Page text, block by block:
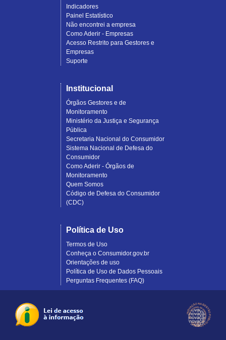
Indicadores
Painel Estatístico
Não encontrei a empresa
Como Aderir - Empresas
Acesso Restrito para Gestores e
Empresas
Suporte
Institucional
Órgãos Gestores e de
Monitoramento
Ministério da Justiça e Segurança
Pública
Secretaria Nacional do Consumidor
Sistema Nacional de Defesa do
Consumidor
Como Aderir - Órgãos de
Monitoramento
Quem Somos
Código de Defesa do Consumidor
(CDC)
Política de Uso
Termos de Uso
Conheça o Consumidor.gov.br
Orientações de uso
Política de Uso de Dados Pessoais
Perguntas Frequentes (FAQ)